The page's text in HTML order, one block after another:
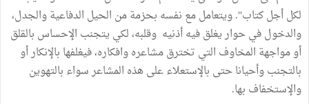
لكل أجل كتاب". ويتعامل مع نفسه بحزمة من الحيل الدفاعية والجدل،
والدخول في حوار يغلق فيه أذنيه وقلبه، لكي يتجنب الإحساس بالقلق
أو مواجهة المخاوف التي تخترق مشاعره وافكاره، فيغلفها بالإنكار أو
بالتجنب وأحيانا حتى بالإستعلاء على هذه المشاعر سواء بالتهوين
والإستخفاف بها.